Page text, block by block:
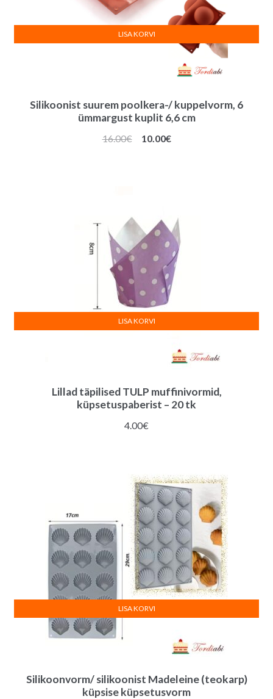
Silikoonist suurem poolkera-/ kuppelvorm, 6
ümmargust kuplit 6,6 cm
16.00€
Algne
10.00€Praegune
LISA KORVI
Lillad täpilised TULP muffinivormid,
küpsetuspaberist – 20 tk
4.00€
LISA KORVI
Silikoonvorm/ silikoonist Madeleine (teokarp)
küpsise küpsetusvorm
LISA KORVI